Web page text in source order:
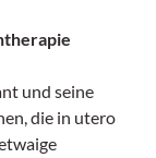
und seine
die in utero